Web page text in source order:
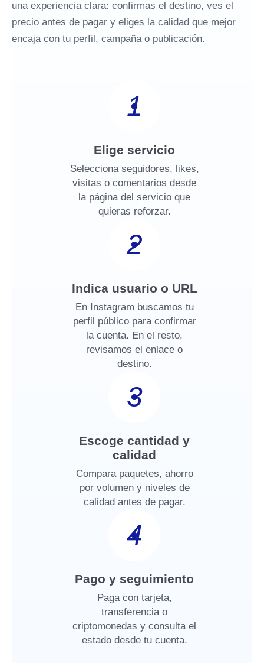
una experiencia clara: confirmas el destino, ves el
precio antes de pagar y eliges la calidad que mejor
encaja con tu perfil, campaña o publicación.
1
Elige servicio
Selecciona seguidores, likes,
visitas o comentarios desde
la página del servicio que
quieras reforzar.
2
Indica usuario o URL
En Instagram buscamos tu
perfil público para confirmar
la cuenta. En el resto,
revisamos el enlace o
destino.
3
Escoge cantidad y
calidad
Compara paquetes, ahorro
por volumen y niveles de
calidad antes de pagar.
4
Pago y seguimiento
Paga con tarjeta,
transferencia o
criptomonedas y consulta el
estado desde tu cuenta.